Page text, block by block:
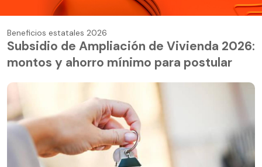
Beneficios estatales 2026
Subsidio de Ampliación de Vivienda 2026:
montos y ahorro mínimo para postular